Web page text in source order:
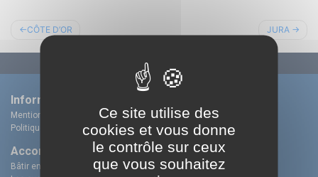
Navigation
de
l’article
CÔTE D’OR JURA
Informations
Mentions légales
Politique de cookies
En Franche-Comté
En Bourgogne
Accompagnement
Bâtir ensemble votre projet
Batifranc Dijon
Immeuble Pepper
Ce site utilise des
cookies et vous donne
le contrôle sur ceux
que vous souhaitez